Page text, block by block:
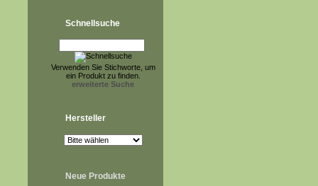
Schnellsuche
Verwenden Sie Stichworte, um
ein Produkt zu finden.
erweiterte Suche
Hersteller
Neue Produkte